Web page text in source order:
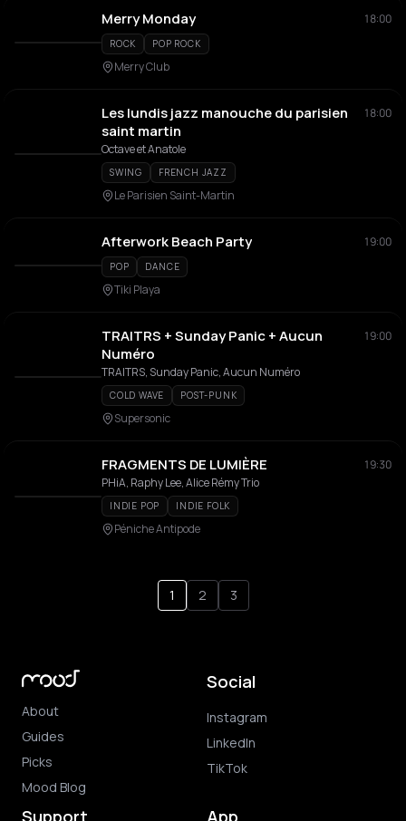
Merry Monday 18:00
ROCK POP ROCK
Merry Club
Les lundis jazz manouche du parisien
saint martin
18:00
Octave et Anatole
SWING FRENCH JAZZ
Le Parisien Saint-Martin
Afterwork Beach Party 19:00
POP DANCE
Tiki Playa
TRAITRS + Sunday Panic + Aucun
Numéro
19:00
TRAITRS, Sunday Panic, Aucun Numéro
COLD WAVE POST-PUNK
Supersonic
FRAGMENTS DE LUMIÈRE
19:30
PHiA, Raphy Lee, Alice Rémy Trio
INDIE POP INDIE FOLK
Péniche Antipode
1 2 3
About
Guides
Picks
Mood Blog
Social
Instagram
LinkedIn
TikTok
Support App